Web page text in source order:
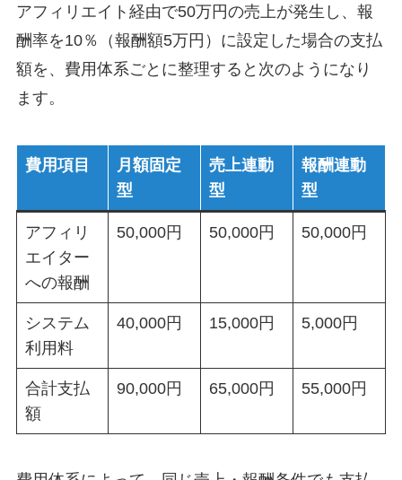
アフィリエイト経由で50万円の売上が発生し、報
酬率を10％（報酬額5万円）に設定した場合の支払
額を、費用体系ごとに整理すると次のようになり
ます。
費用項目
月額固定
型
売上連動
型
報酬連動
型
アフィリ
エイター
への報酬
50,000円 50,000円 50,000円
システム
利用料
40,000円 15,000円 5,000円
合計支払
額
90,000円 65,000円 55,000円